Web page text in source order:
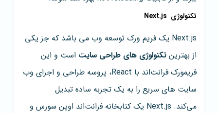
تکنولوژی Next.js
Next.js یک فریم ورک توسعه وب می باشد که جز یکی
از بهترین تکنولوژی های طراحی سایت است و این
فریمورک فرانت‌اند با React، پروسه طراحی و اجرای وب
سایت های سریع را به یک تجربه ساده تبدیل
می‌کند. Next.js یک کتابخانه فرانت‌اند اوپن سورس و